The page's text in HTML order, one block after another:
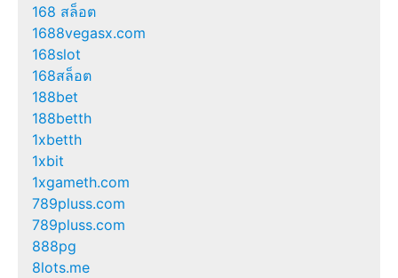
168 สล็อต
1688vegasx.com
168slot
168สล็อต
188bet
188betth
1xbetth
1xbit
1xgameth.com
789pluss.com
789pluss.com
888pg
8lots.me